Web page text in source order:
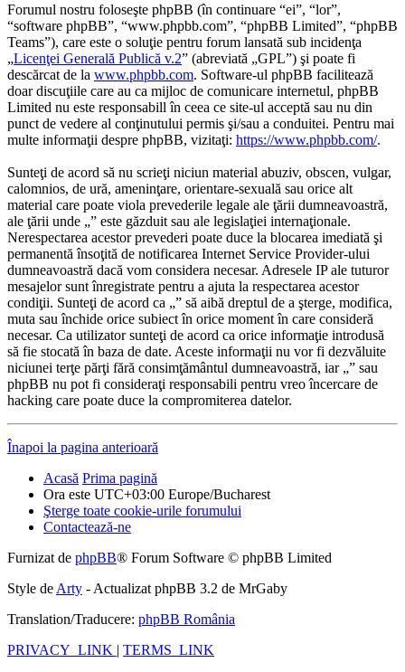
Forumul nostru foloseşte phpBB (în continuare “ei”, “lor”,
“software phpBB”, “www.phpbb.com”, “phpBB Limited”, “phpBB
Teams”), care este o soluţie pentru forum lansată sub incidenţa
„Licenţei Generală Publică v.2” (abreviată „GPL”) şi poate fi
descărcat de la www.phpbb.com. Software-ul phpBB facilitează
doar discuţiile care au ca mijloc de comunicare internetul, phpBB
Limited nu este responsabill în ceea ce site-ul acceptă sau nu din
punct de vedere al conţinutului permis şi/sau a conduitei. Pentru mai
multe informaţii despre phpBB, vizitaţi: https://www.phpbb.com/.
Sunteţi de acord să nu scrieţi niciun material abuziv, obscen, vulgar,
calomnios, de ură, ameninţare, orientare-sexuală sau orice alt
material care poate viola prevederile legale ale ţării dumneavoastră,
ale ţării unde „” este găzduit sau ale legislaţiei internaţionale.
Nerespectarea acestor prevederi poate duce la blocarea imediată şi
permanentă însoţită de notificarea Internet Service Provider-ului
dumneavoastră dacă vom considera necesar. Adresele IP ale tuturor
mesajelor sunt înregistrate pentru a ajuta la respectarea acestor
condiţii. Sunteţi de acord ca „” să aibă dreptul de a şterge, modifica,
muta sau închide orice subiect în orice moment în care consideră
necesar. Ca utilizator sunteţi de acord ca orice informaţie introdusă
să fie stocată în baza de date. Aceste informaţii nu vor fi dezvăluite
niciunei terţe părţi fără consimţământul dumneavoastră, iar „” sau
phpBB nu pot fi consideraţi responsabili pentru vreo încercare de
hacking care poate duce la compromiterea datelor.
Înapoi la pagina anterioară
Acasă Prima pagină
Ora este UTC+03:00 Europe/Bucharest
Şterge toate cookie-urile forumului
Contactează-ne
Furnizat de phpBB® Forum Software © phpBB Limited
Style de Arty - Actualizat phpBB 3.2 de MrGaby
Translation/Traducere: phpBB România
PRIVACY_LINK | TERMS_LINK